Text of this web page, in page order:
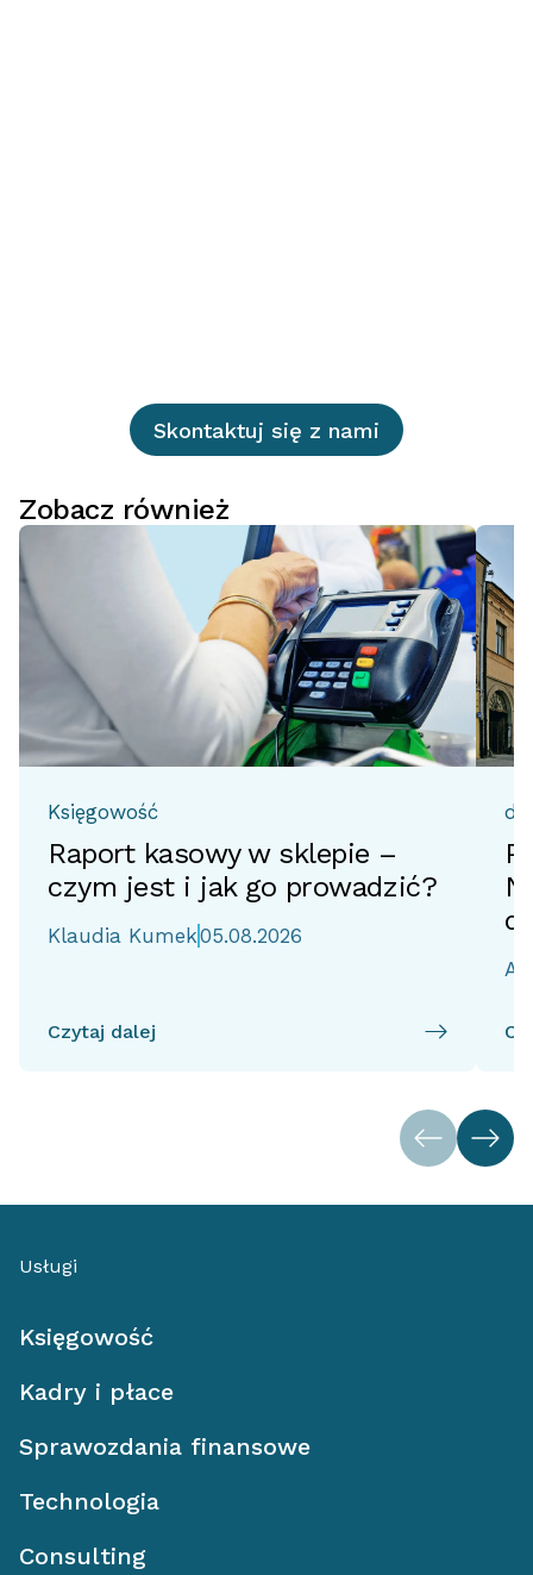
Skontaktuj się z nami
Zobacz również
Księgowość
Raport kasowy w sklepie –
czym jest i jak go prowadzić?
Klaudia Kumek05.08.2026
Czytaj dalej
Usługi
Księgowość
Kadry i płace
Sprawozdania finansowe
Technologia
Consulting